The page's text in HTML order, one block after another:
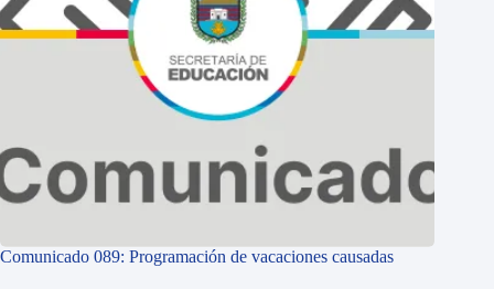
Comunicado 089: Programación de vacaciones causadas